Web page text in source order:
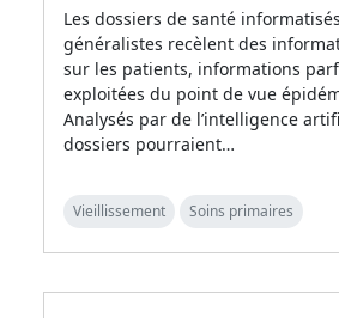
Les dossiers de santé
généralistes recèlent des
sur les patients, informations
exploitées du point de vue
Analysés par de l’intelligence
dossiers pourraient…
Vieillissement Soins primaires